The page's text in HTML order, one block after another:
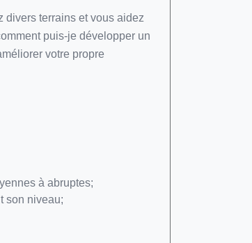
divers terrains et vous aidez
puis-je développer un
votre propre
à abruptes;
son niveau;